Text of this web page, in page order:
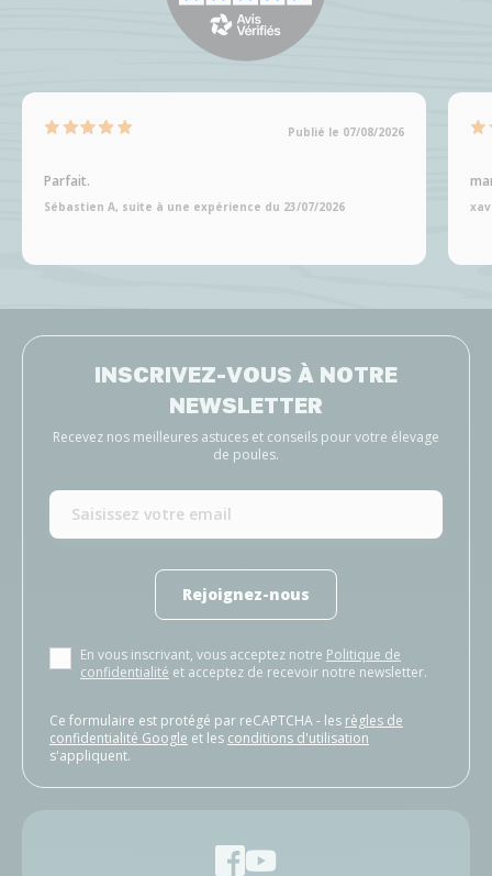
Publié le 07/08/2026
Parfait.
Sébastien A, suite à une expérience du 23/07/2026
INSCRIVEZ-VOUS À NOTRE
NEWSLETTER
Recevez nos meilleures astuces et conseils pour votre élevage
de poules.
Rejoignez-nous
En vous inscrivant, vous acceptez notre Politique de
confidentialité et acceptez de recevoir notre newsletter.
Ce formulaire est protégé par reCAPTCHA - les règles de
confidentialité Google et les conditions d'utilisation
s'appliquent.